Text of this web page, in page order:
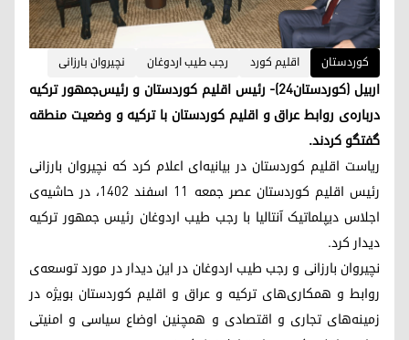
کوردستان اقلیم کورد رجب طیب اردوغان نچیروان بارزانی
اربیل (کوردستان٢٤)- رئیس‌ اقلیم کوردستان و رئیس‌جمهور ترکیه
درباره‌ی روابط عراق و اقلیم کوردستان با ترکیە و وضعیت منطقه
گفتگو کردند.
ریاست اقلیم کوردستان در بیانیه‌ای اعلام کرد که نچیروان بارزانی
رئیس اقلیم کوردستان عصر جمعه ١١ اسفند ١٤٠٢، در حاشیه‌ی
اجلاس دیپلماتیک آنتالیا با رجب طیب اردوغان رئیس جمهور ترکیه
دیدار کرد.
نچیروان بارزانی و رجب طیب اردوغان در این دیدار در مورد توسعه‌ی
روابط و همکاری‌های ترکیه و عراق و اقلیم کوردستان بویژه در
زمینه‌های تجاری و اقتصادی و همچنین اوضاع سیاسی و امنیتی